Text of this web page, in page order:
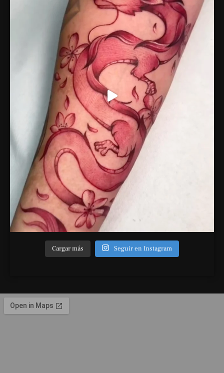
Cargar más Seguir en Instagram